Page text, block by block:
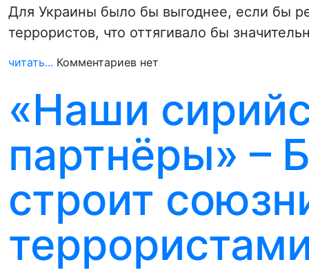
Для Украины было бы выгоднее, если бы
террористов, что оттягивало бы
читать... Комментариев нет
«Наши
партнёры» –
строит